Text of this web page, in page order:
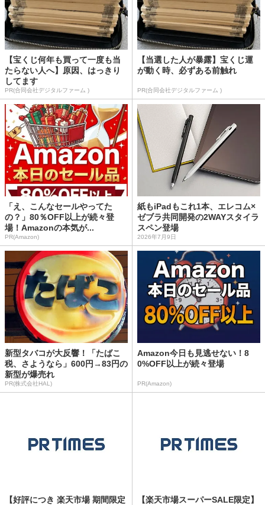
【宝くじ何年も買って一度も当
たらない人へ】原因、はっきり
してます
PR(合同会社デジタルファーム )
【当選した人が暴露】宝くじ運
が動く時、必ずある前触れ
PR(合同会社デジタルファーム )
「え、こんなセールやってた
の？」80％OFF以上が続々登
場！Amazonの本気が...
PR(Amazon)
紙もiPadもこれ1本、エレコム×
ゼブラ共同開発の2WAYスタイラ
スペン登場
2026年7月9日
新型タバコが大反響！「たばこ
税、さようなら」600円→83円の
新型が爆売れ
PR(株式会社HAL)
Amazon今日も見逃せない！8
0%OFF以上が続々登場
PR(Amazon)
【好評につき 楽天市場 期間限定
【楽天市場スーパーSALE限定】